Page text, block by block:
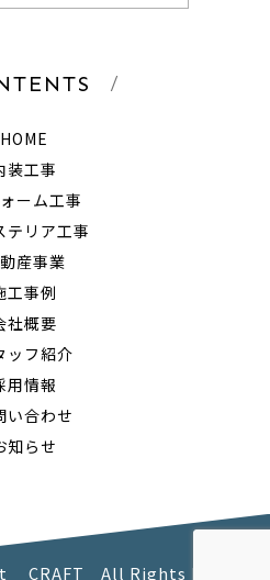
HOME
装工事
ーム工事
テリア工事
産事業
工事例
社概要
ッフ紹介
用情報
い合わせ
知らせ
CRAFT All Rights Reserved